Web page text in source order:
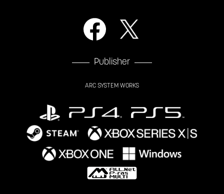
Publisher
ARC SYSTEM WORKS